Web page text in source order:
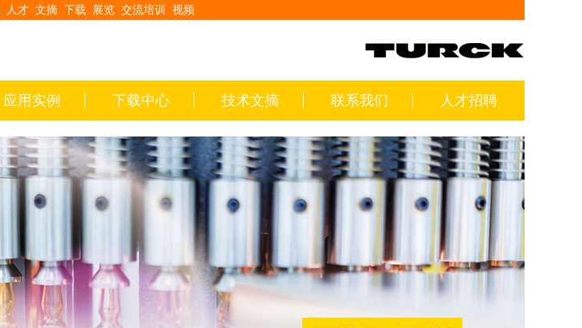
人才 文摘 下载 展览 交流培训 视频
应用实例 下载中心 技术文摘 联系我们 人才招聘